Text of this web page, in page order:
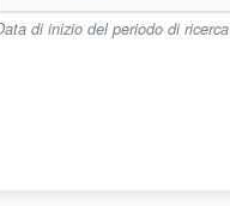
di inizio del periodo di ricerca